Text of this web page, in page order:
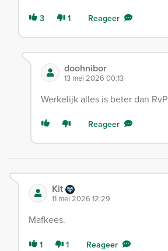
3 1 Reageer
doohnibor
13 mei 2026 00:13
Werkelijk alles is beter dan RvP
Reageer
Kit
11 mei 2026 12:29
Mafkees.
1 1 Reageer